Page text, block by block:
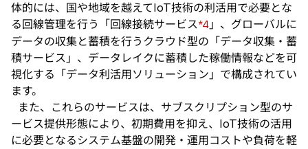
体的には、国や地域を越えてIoT技術の利活用で必要とな
る回線管理を行う「回線接続サービス*4 」、グローバルに
データの収集と蓄積を行うクラウド型の「データ収集・蓄
積サービス」、データレイクに蓄積した稼働情報などを可
視化する「データ利活用ソリューション」で構成されてい
ます。
また、これらのサービスは、サブスクリプション型のサ
ービス提供形態により、初期費用を抑え、IoT技術の活用
に必要となるシステム基盤の開発・運用コストや負荷を軽